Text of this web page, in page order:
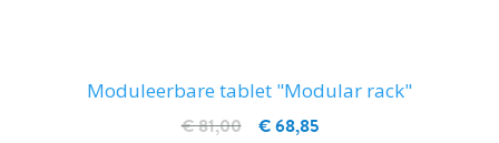
Moduleerbare tablet "Modular rack"
€ 68,85
€ 81,00